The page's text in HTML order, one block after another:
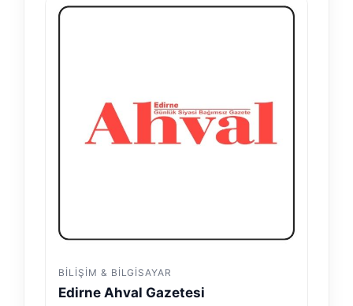
BILIŞIM & BILGISAYAR
Edirne Ahval Gazetesi